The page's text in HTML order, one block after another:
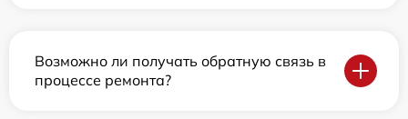
Возможно ли получать обратную связь в
процессе ремонта?